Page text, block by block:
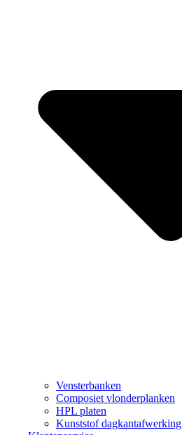
Vensterbanken
Composiet vlonderplanken
HPL platen
Kunststof dagkantafwerking